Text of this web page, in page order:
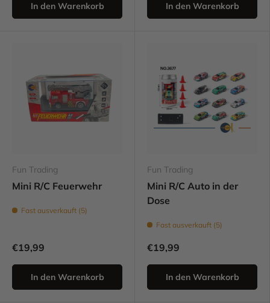
In den Warenkorb In den Warenkorb
Fun Trading
Mini R/C Feuerwehr
Fast ausverkauft (5)
€19,99
In den Warenkorb
Fun Trading
Mini R/C Auto in der
Dose
Fast ausverkauft (5)
€19,99
In den Warenkorb